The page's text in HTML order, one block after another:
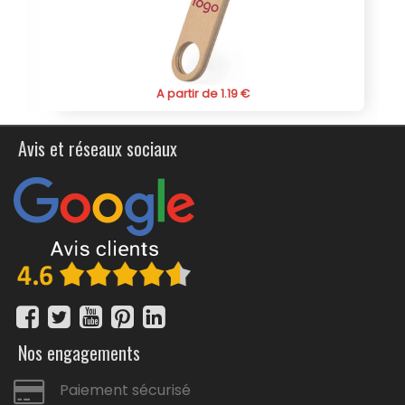
qui combine fonctionnalité, durabilité et
Avis et réseaux sociaux
Nos engagements
Paiement sécurisé